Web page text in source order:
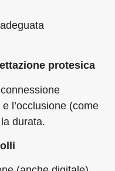
protesica
l’occlusione (come
durata.